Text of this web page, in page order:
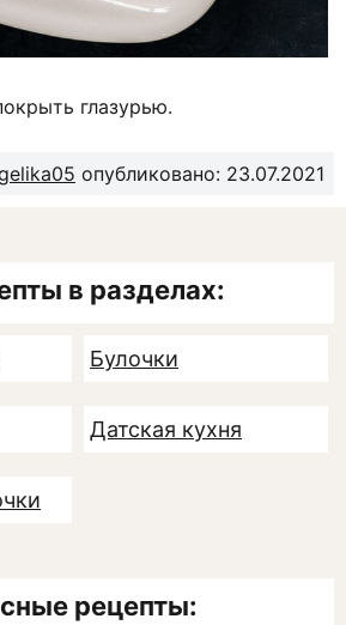
глазурью.
опубликовано: 23.07.2021
в разделах:
Булочки
Датская кухня
рецепты: